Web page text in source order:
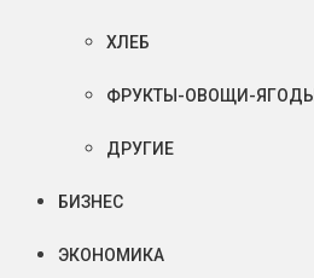
ХЛЕБ
ФРУКТЫ-ОВОЩИ-ЯГОДЫ
ДРУГИЕ
БИЗНЕС
ЭКОНОМИКА